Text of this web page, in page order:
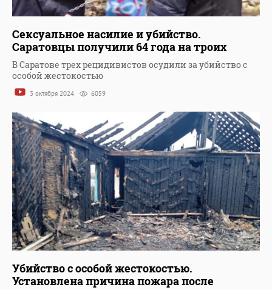
Сексуальное насилие и убийство.
Саратовцы получили 64 года на троих
В Саратове трех рецидивистов осудили за убийство с
особой жестокостью
3 октября 2024 6059
Убийство с особой жестокостью.
Установлена причина пожара после